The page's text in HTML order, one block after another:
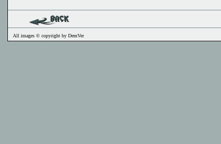
All images © copyright by DemVer